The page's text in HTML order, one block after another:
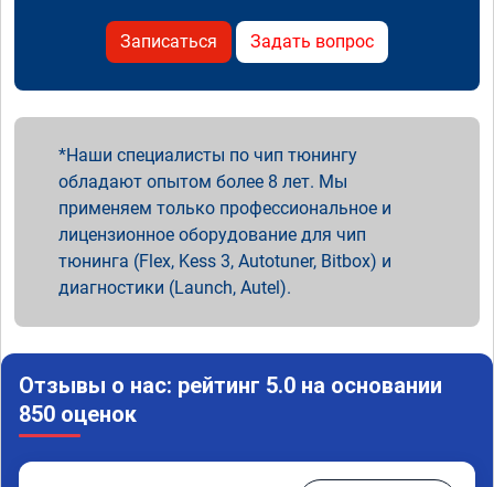
Записаться Задать вопрос
Наши специалисты по чип тюнингу
обладают опытом более 8 лет. Мы
применяем только профессиональное и
лицензионное оборудование для чип
тюнинга (Flex, Kess 3, Autotuner, Bitbox) и
диагностики (Launch, Autel).
Отзывы о нас: рейтинг 5.0 на основании
850 оценок